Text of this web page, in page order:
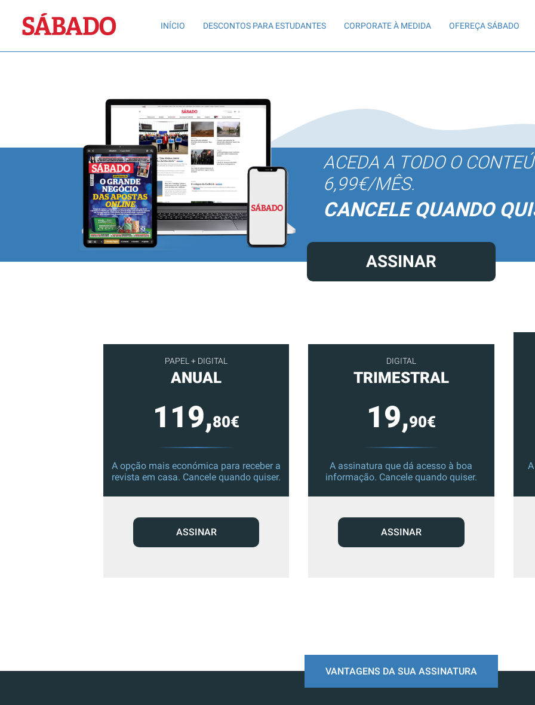
Sábado
INÍCIO DESCONTOS PARA ESTUDANTES CORPORATE À MEDIDA OFEREÇA SÁBADO
ACEDA A TODO O
6,99€/MÊS.
CANCELE QUANDO
ASSINAR
PAPEL + DIGITAL
ANUAL
119,80€
A opção mais económica para receber a
revista em casa. Cancele quando quiser.
ASSINAR
DIGITAL
TRIMESTRAL
19,90€
A assinatura que dá acesso à boa
informação. Cancele quando quiser.
ASSINAR
VANTAGENS DA SUA ASSINATURA